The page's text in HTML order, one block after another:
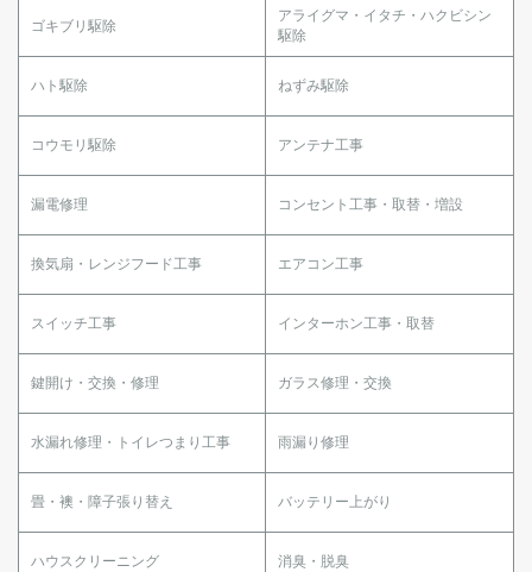
ゴキブリ駆除
アライグマ・イタチ・ハクビシン
駆除
ハト駆除 ねずみ駆除
コウモリ駆除 アンテナ工事
漏電修理 コンセント工事・取替・増設
換気扇・レンジフード工事 エアコン工事
スイッチ工事 インターホン工事・取替
鍵開け・交換・修理 ガラス修理・交換
水漏れ修理・トイレつまり工事 雨漏り修理
畳・襖・障子張り替え バッテリー上がり
ハウスクリーニング 消臭・脱臭